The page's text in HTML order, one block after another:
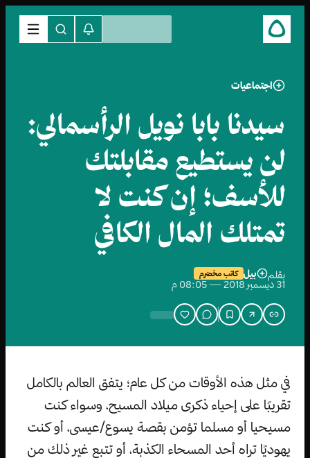
اجتماعيات
سيدنا بابا نويل الرأسمالي:
لن يستطيع مقابلتك
للأسف؛ إن كنت لا
تمتلك المال الكافي
بقلم بيل كاتب مخضرم
31 ديسمبر 2018 — 08:05 م
في مثل هذه الأوقات من كل عام؛ يتفق العالم بالكامل
تقريبًا على إحياء ذكرى ميلاد المسيح، وسواء كنت
مسيحيا أو مسلما تؤمن بقصة يسوع/عيسى، أو كنت
يهوديًا تراه أحد المسحاء الكذبة، أو تتبع غير ذلك من